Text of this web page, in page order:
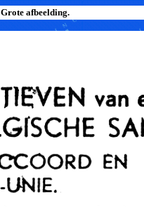
Grote afbeelding.